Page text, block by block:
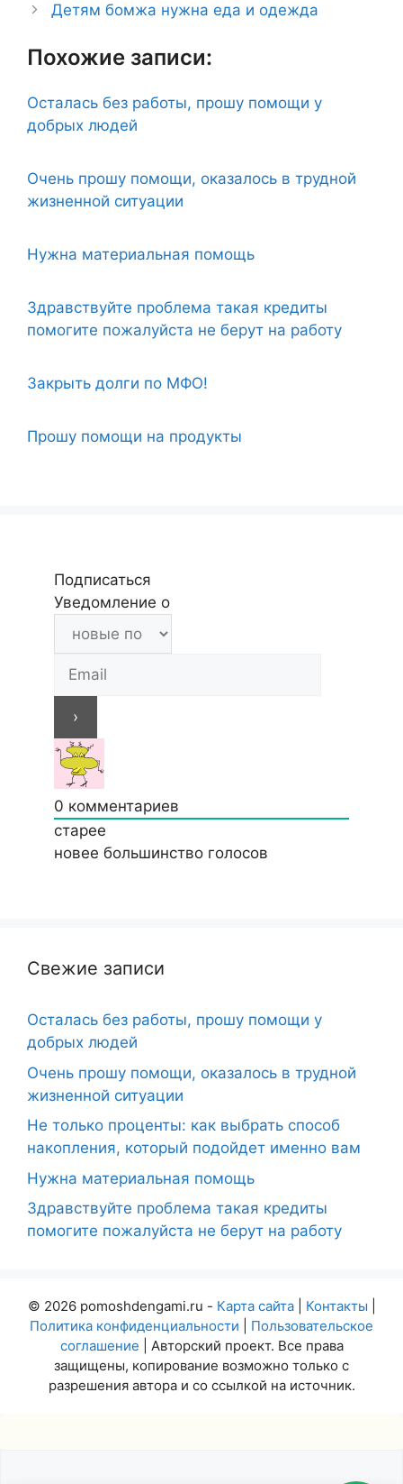
Детям бомжа нужна еда и одежда
Похожие записи:
Осталась без работы, прошу помощи у
добрых людей
Очень прошу помощи, оказалось в трудной
жизненной ситуации
Нужна материальная помощь
Здравствуйте проблема такая кредиты
помогите пожалуйста не берут на работу
Закрыть долги по МФО!
Прошу помощи на продукты
Подписаться
Уведомление о
0 комментариев
старее
новее большинство голосов
Свежие записи
Осталась без работы, прошу помощи у
добрых людей
Очень прошу помощи, оказалось в трудной
жизненной ситуации
Не только проценты: как выбрать способ
накопления, который подойдет именно вам
Нужна материальная помощь
Здравствуйте проблема такая кредиты
помогите пожалуйста не берут на работу
© 2026 pomoshdengami.ru - Карта сайта| Контакты
Политика конфиденциальности
Пользовательское
соглашение | Авторский проект. Все права
защищены, копирование возможно только с
разрешения автора и со ссылкой на источник.